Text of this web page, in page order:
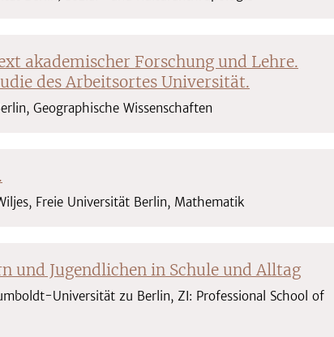
akademischer Forschung und Lehre.
des Arbeitsortes Universität.
Geographische Wissenschaften
Freie Universität Berlin, Mathematik
und Jugendlichen in Schule und Alltag
Universität zu Berlin, ZI: Professional School of